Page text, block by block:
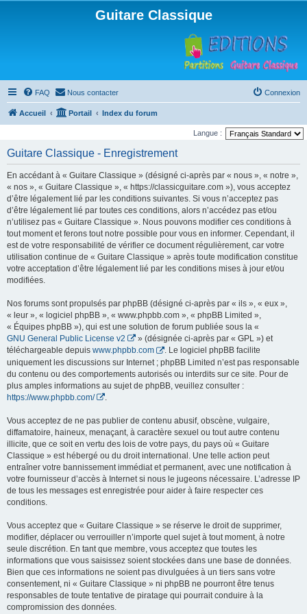
Guitare Classique
FAQ Nous contacter Connexion
Accueil Portail Index du forum
Langue :
Guitare Classique - Enregistrement
En accédant à « Guitare Classique » (désigné ci-après par « nous », « notre »,
« nos », « Guitare Classique », « https://classicguitare.com »), vous acceptez
d’être légalement lié par les conditions suivantes. Si vous n’acceptez pas
d’être légalement lié par toutes ces conditions, alors n’accédez pas et/ou
n’utilisez pas « Guitare Classique ». Nous pouvons modifier ces conditions à
tout moment et ferons tout notre possible pour vous en informer. Cependant, il
est de votre responsabilité de vérifier ce document régulièrement, car votre
utilisation continue de « Guitare Classique » après toute modification constitue
votre acceptation d’être légalement lié par les conditions mises à jour et/ou
modifiées.
Nos forums sont propulsés par phpBB (désigné ci-après par « ils », « eux »,
« leur », « logiciel phpBB », « www.phpbb.com », « phpBB Limited »,
« Équipes phpBB »), qui est une solution de forum publiée sous la «
GNU General Public License v2
» (désignée ci-après par « GPL ») et
téléchargeable depuis www.phpbb.com
. Le logiciel phpBB facilite
uniquement les discussions sur Internet ; phpBB Limited n’est pas responsable
du contenu ou des comportements autorisés ou interdits sur ce site. Pour de
plus amples informations au sujet de phpBB, veuillez consulter :
https://www.phpbb.com/
Vous acceptez de ne pas publier de contenu abusif, obscène, vulgaire,
diffamatoire, haineux, menaçant, à caractère sexuel ou tout autre contenu
illicite, que ce soit en vertu des lois de votre pays, du pays où « Guitare
Classique » est hébergé ou du droit international. Une telle action peut
entraîner votre bannissement immédiat et permanent, avec une notification à
votre fournisseur d’accès à Internet si nous le jugeons nécessaire. L’adresse IP
de tous les messages est enregistrée pour aider à faire respecter ces
conditions.
Vous acceptez que « Guitare Classique » se réserve le droit de supprimer,
modifier, déplacer ou verrouiller n’importe quel sujet à tout moment, à notre
seule discrétion. En tant que membre, vous acceptez que toutes les
informations que vous saisissez soient stockées dans une base de données.
Bien que ces informations ne soient pas divulguées à un tiers sans votre
consentement, ni « Guitare Classique » ni phpBB ne pourront être tenus
responsables de toute tentative de piratage qui pourrait conduire à la
compromission des données.